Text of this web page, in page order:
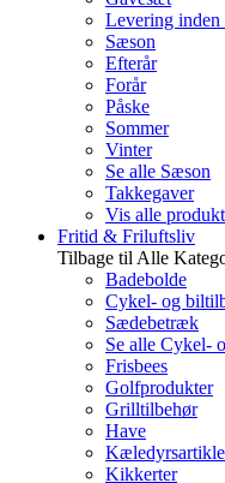
Levering inden
Sæson
Efterår
Forår
Påske
Sommer
Vinter
Se alle Sæson
Takkegaver
Vis alle
Fritid & Friluftsliv
Tilbage til Alle
Badebolde
Cykel- og
Sædebetræk
Se alle Cykel-
Frisbees
Golfprodukter
Grilltilbehør
Have
Kikkerter